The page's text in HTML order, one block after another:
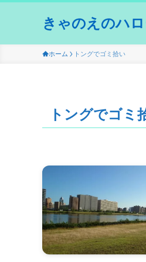
きゃのえのハロ
ホーム トングでゴミ拾い
トングでゴミ